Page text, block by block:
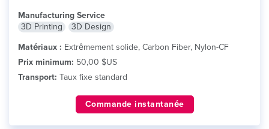
Manufacturing Service
3D Printing
3D Design
Matériaux : Extrêmement solide, Carbon Fiber, Nylon-CF
Prix minimum: 50,00 $US
Transport: Taux fixe standard
Commande instantanée